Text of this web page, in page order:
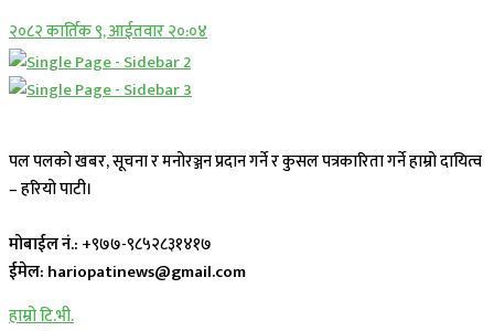
२०८२ कार्तिक ९, आईतवार २०:०४
पल पलको खबर, सूचना र मनोरञ्जन प्रदान गर्ने र कुसल पत्रकारिता गर्ने हाम्रो दायित्व
– हरियो पाटी।
मोबाईल नं.: +९७७-९८५२८३१४१७
ईमेल: hariopatinews@gmail.com
हाम्रो टि.भी.